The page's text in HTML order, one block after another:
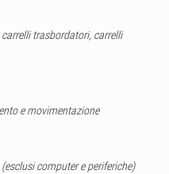
trasbordatori, carrelli
e movimentazione
computer e periferiche)